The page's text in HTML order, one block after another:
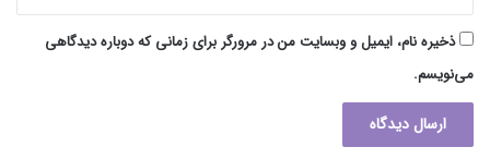
ذخیره نام، ایمیل و وبسایت من در مرورگر برای زمانی که دوباره دیدگاهی
می‌نویسم.